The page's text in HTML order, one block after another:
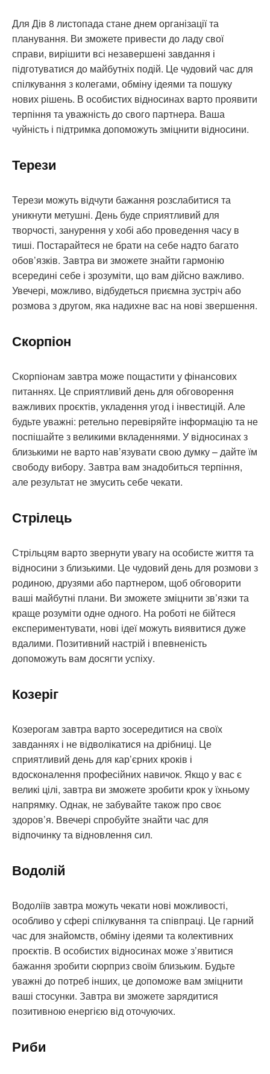
Для Дів 8 листопада стане днем організації та
планування. Ви зможете привести до ладу свої
справи, вирішити всі незавершені завдання і
підготуватися до майбутніх подій. Це чудовий час для
спілкування з колегами, обміну ідеями та пошуку
нових рішень. В особистих відносинах варто проявити
терпіння та уважність до свого партнера. Ваша
чуйність і підтримка допоможуть зміцнити відносини.
Терези
Терези можуть відчути бажання розслабитися та
уникнути метушні. День буде сприятливий для
творчості, занурення у хобі або проведення часу в
тиші. Постарайтеся не брати на себе надто багато
обов’язків. Завтра ви зможете знайти гармонію
всередині себе і зрозуміти, що вам дійсно важливо.
Увечері, можливо, відбудеться приємна зустріч або
розмова з другом, яка надихне вас на нові звершення.
Скорпіон
Скорпіонам завтра може пощастити у фінансових
питаннях. Це сприятливий день для обговорення
важливих проєктів, укладення угод і інвестицій. Але
будьте уважні: ретельно перевіряйте інформацію та не
поспішайте з великими вкладеннями. У відносинах з
близькими не варто нав’язувати свою думку – дайте їм
свободу вибору. Завтра вам знадобиться терпіння,
але результат не змусить себе чекати.
Стрілець
Стрільцям варто звернути увагу на особисте життя та
відносини з близькими. Це чудовий день для розмови з
родиною, друзями або партнером, щоб обговорити
ваші майбутні плани. Ви зможете зміцнити зв’язки та
краще розуміти одне одного. На роботі не бійтеся
експериментувати, нові ідеї можуть виявитися дуже
вдалими. Позитивний настрій і впевненість
допоможуть вам досягти успіху.
Козеріг
Козерогам завтра варто зосередитися на своїх
завданнях і не відволікатися на дрібниці. Це
сприятливий день для кар’єрних кроків і
вдосконалення професійних навичок. Якщо у вас є
великі цілі, завтра ви зможете зробити крок у їхньому
напрямку. Однак, не забувайте також про своє
здоров’я. Ввечері спробуйте знайти час для
відпочинку та відновлення сил.
Водолій
Водоліїв завтра можуть чекати нові можливості,
особливо у сфері спілкування та співпраці. Це гарний
час для знайомств, обміну ідеями та колективних
проєктів. В особистих відносинах може з’явитися
бажання зробити сюрприз своїм близьким. Будьте
уважні до потреб інших, це допоможе вам зміцнити
ваші стосунки. Завтра ви зможете зарядитися
позитивною енергією від оточуючих.
Риби